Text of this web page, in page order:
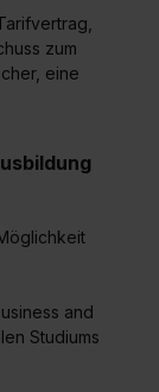
zum
eine
and
Studiums